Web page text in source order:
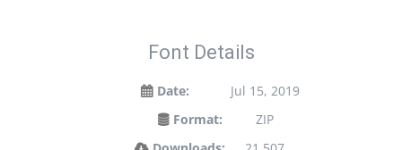
Font Details
Date:
Jul 15, 2019
Format:
ZIP